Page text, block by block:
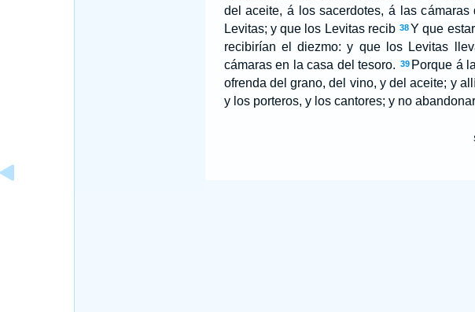
del aceite, á los sacerdotes, á las
Levitas; y que los Levitas recib 38Y que
recibirían el diezmo: y que los Levitas
cámaras en la casa del tesoro. 39 Porque á
ofrenda del grano, del vino, y del aceite; y
y los porteros, y los cantores; y no